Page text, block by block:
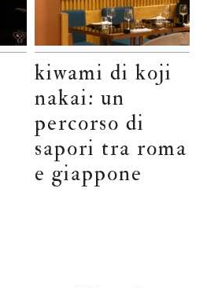
kiwami di koji
nakai: un
percorso di
sapori tra roma
e giappone